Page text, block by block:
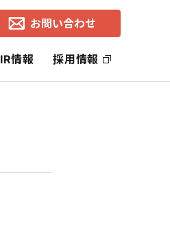
お問い合わせ
IR情報 採用情報